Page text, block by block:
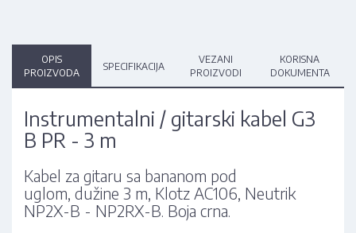
OPIS
PROIZVODA
SPECIFIKACIJA
VEZANI
PROIZVODI
KORISNA
DOKUMENTA
Instrumentalni / gitarski kabel G3
B PR - 3 m
Kabel za gitaru sa bananom pod
uglom, dužine 3 m, Klotz AC106, Neutrik
NP2X-B - NP2RX-B. Boja crna.